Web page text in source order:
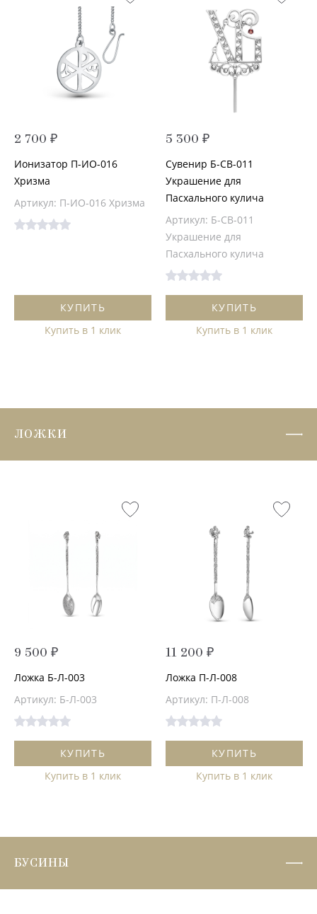
2 700 ₽
Ионизатор П-ИО-016
Хризма
Артикул: П-ИО-016 Хризма
КУПИТЬ
Купить в 1 клик
5 300 ₽
Сувенир Б-СВ-011
Украшение для
Пасхального кулича
Артикул: Б-СВ-011
Украшение для
Пасхального кулича
КУПИТЬ
Купить в 1 клик
ЛОЖКИ
9 500 ₽
Ложка Б-Л-003
Артикул: Б-Л-003
КУПИТЬ
Купить в 1 клик
11 200 ₽
Ложка П-Л-008
Артикул: П-Л-008
КУПИТЬ
Купить в 1 клик
БУСИНЫ